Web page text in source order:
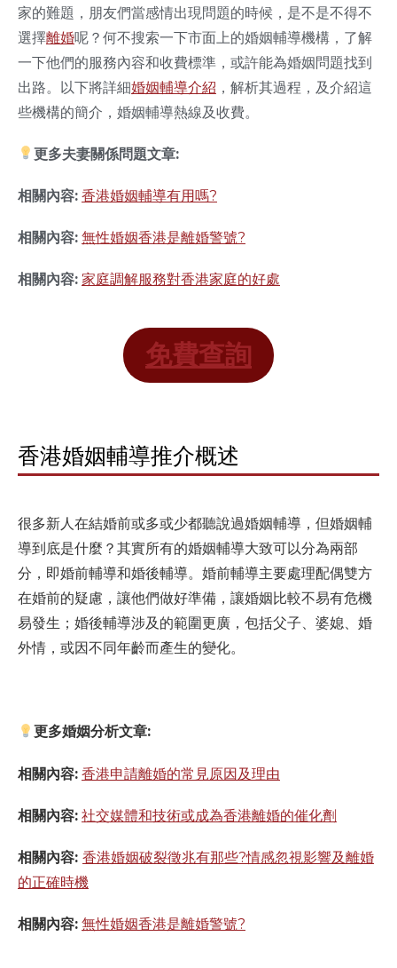
家的難題，朋友們當感情出現問題的時候，是不是不得不
選擇離婚呢？何不搜索一下市面上的婚姻輔導機構，了解
一下他們的服務內容和收費標準，或許能為婚姻問題找到
出路。以下將詳細婚姻輔導介紹 ，解析其過程，及介紹這
些機構的簡介，婚姻輔導熱線及收費。
更多夫妻關係問題文章:
相關內容: 香港婚姻輔導有用嗎?
相關內容: 無性婚姻香港是離婚警號?
相關內容: 家庭調解服務對香港家庭的好處
免費查詢
香港婚姻輔導推介概述
很多新人在結婚前或多或少都聽說過婚姻輔導，但婚姻輔
導到底是什麼？其實所有的婚姻輔導大致可以分為兩部
分，即婚前輔導和婚後輔導。婚前輔導主要處理配偶雙方
在婚前的疑慮，讓他們做好準備，讓婚姻比較不易有危機
易發生；婚後輔導涉及的範圍更廣，包括父子、婆媳、婚
外情，或因不同年齡而產生的變化。
更多婚姻分析文章:
相關內容: 香港申請離婚的常見原因及理由
相關內容: 社交媒體和技術或成為香港離婚的催化劑
相關內容: 香港婚姻破裂徵兆有那些?情感忽視影響及離婚
的正確時機
相關內容: 無性婚姻香港是離婚警號?